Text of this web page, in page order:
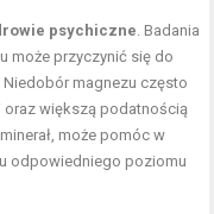
psychiczne. Badania
może przyczynić się do
magnezu często
oraz większą podatnością
może pomóc w
odpowiedniego poziomu